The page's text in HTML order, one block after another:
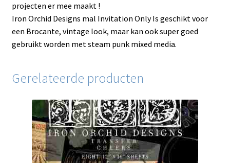
projecten er mee maakt !
Iron Orchid Designs mal Invitation Only Is geschikt voor
een Brocante, vintage look, maar kan ook super goed
gebruikt worden met steam punk mixed media.
Gerelateerde producten